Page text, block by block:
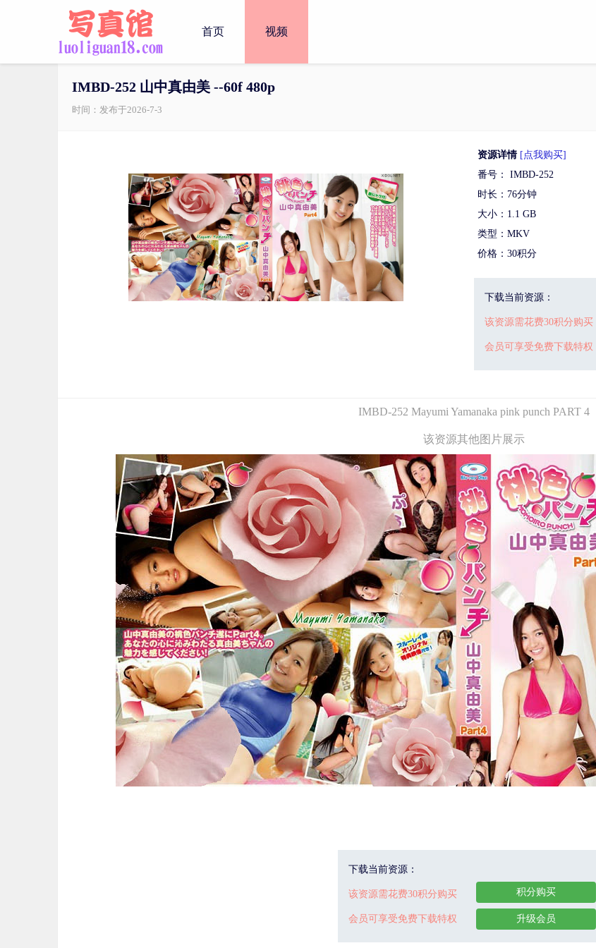
首页 视频
IMBD-252 山中真由美 --60f 480p
时间：发布于2026-7-3
资源详情 [点我购买]
番号： IMBD-252
时长：76分钟
大小：1.1 GB
类型：MKV
价格：30积分
下载当前资源：
该资源需花费30积分购买
会员可享受免费下载特权
IMBD-252 Mayumi Yamanaka pink punch PART 4
该资源其他图片展示
下载当前资源：
该资源需花费30积分购买
会员可享受免费下载特权
积分购买
升级会员